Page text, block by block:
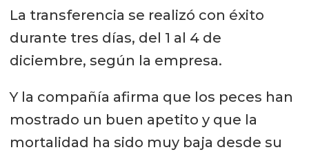
La transferencia se realizó con éxito
durante tres días, del 1 al 4 de
diciembre, según la empresa.
Y la compañía afirma que los peces han
mostrado un buen apetito y que la
mortalidad ha sido muy baja desde su